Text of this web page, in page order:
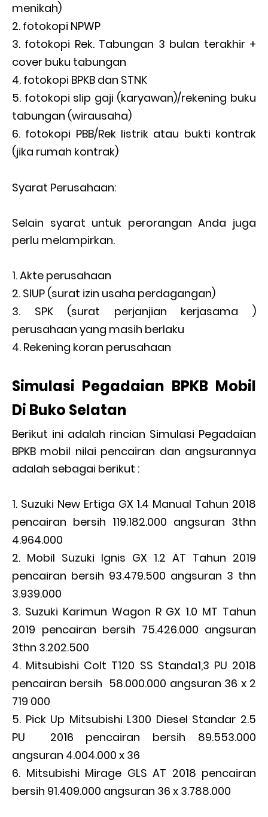
menikah)
fotokopi NPWP
fotokopi Rek. Tabungan 3 bulan terakhir +
cover buku tabungan
fotokopi BPKB dan STNK
fotokopi slip gaji (karyawan)/rekening buku
tabungan (wirausaha)
fotokopi PBB/Rek listrik atau bukti kontrak
(jika rumah kontrak)
Syarat Perusahaan:
Selain syarat untuk perorangan Anda juga
perlu melampirkan.
Akte perusahaan
SIUP (surat izin usaha perdagangan)
SPK (surat perjanjian kerjasama )
perusahaan yang masih berlaku
Rekening koran perusahaan
Simulasi Pegadaian BPKB Mobil
Di Buko Selatan
Berikut ini adalah rincian Simulasi Pegadaian
BPKB mobil nilai pencairan dan angsurannya
adalah sebagai berikut :
Suzuki New Ertiga GX 1.4 Manual Tahun 2018
pencairan bersih 119.182.000 angsuran 3thn
4.964.000
Mobil Suzuki Ignis GX 1.2 AT Tahun 2019
pencairan bersih 93.479.500 angsuran 3 thn
3.939.000
Suzuki Karimun Wagon R GX 1.0 MT Tahun
2019 pencairan bersih 75.426.000 angsuran
3thn 3.202.500
Mitsubishi Colt T120 SS Standa1,3 PU 2018
pencairan bersih 58.000.000 angsuran 36 x 2
719 000
Pick Up Mitsubishi L300 Diesel Standar 2.5
PU 2016 pencairan bersih 89.553.000
angsuran 4.004.000 x 36
Mitsubishi Mirage GLS AT 2018 pencairan
bersih 91.409.000 angsuran 36 x 3.788.000